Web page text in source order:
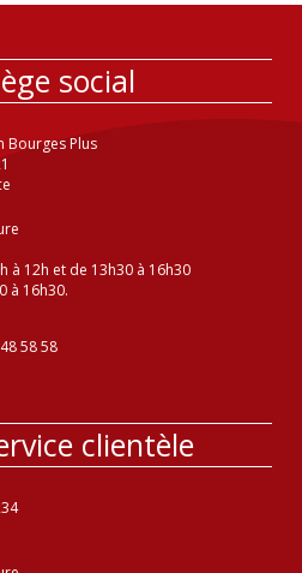
social
Bourges Plus
à 12h et de 13h30 à 16h30
à 16h30.
58 58
clientèle